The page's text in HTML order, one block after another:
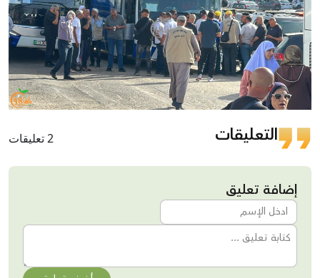
التعليقات 2 تعليقات
إضافة تعليق